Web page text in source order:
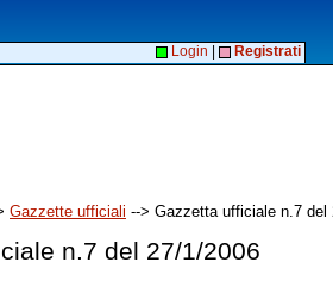
Login Registrati
Gazzette ufficiali --> Gazzetta ufficiale n.7 del
n.7 del 27/1/2006